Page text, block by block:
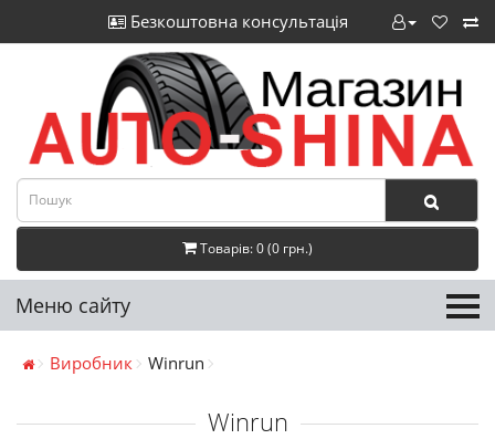
Безкоштовна консультація
Товарів: 0 (0 грн.)
Меню сайту
Виробник Winrun
Winrun